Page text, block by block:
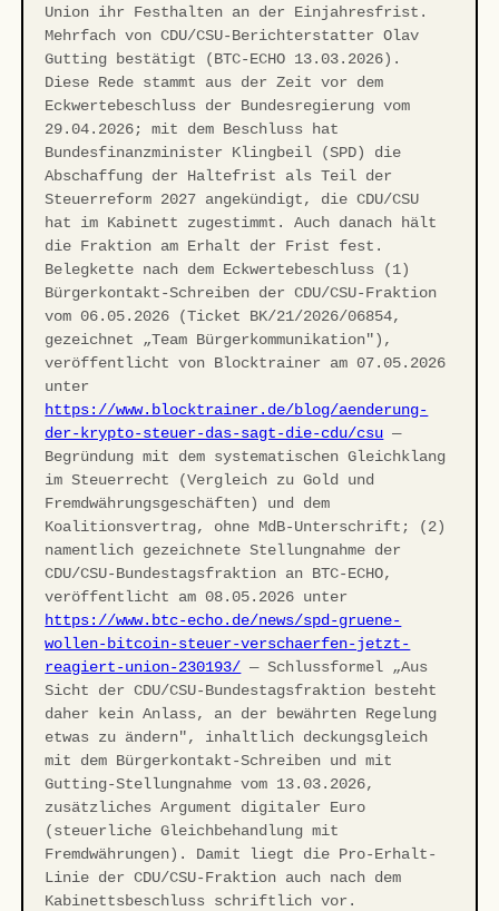
Union ihr Festhalten an der Einjahresfrist.
Mehrfach von CDU/CSU-Berichterstatter Olav
Gutting bestätigt (BTC-ECHO 13.03.2026).
Diese Rede stammt aus der Zeit vor dem
Eckwertebeschluss der Bundesregierung vom
29.04.2026; mit dem Beschluss hat
Bundesfinanzminister Klingbeil (SPD) die
Abschaffung der Haltefrist als Teil der
Steuerreform 2027 angekündigt, die CDU/CSU
hat im Kabinett zugestimmt. Auch danach hält
die Fraktion am Erhalt der Frist fest.
Belegkette nach dem Eckwertebeschluss (1)
Bürgerkontakt-Schreiben der CDU/CSU-Fraktion
vom 06.05.2026 (Ticket BK/21/2026/06854,
gezeichnet „Team Bürgerkommunikation"),
veröffentlicht von Blocktrainer am 07.05.2026
unter
https://www.blocktrainer.de/blog/aenderung-
der-krypto-steuer-das-sagt-die-cdu/csu —
Begründung mit dem systematischen Gleichklang
im Steuerrecht (Vergleich zu Gold und
Fremdwährungsgeschäften) und dem
Koalitionsvertrag, ohne MdB-Unterschrift; (2)
namentlich gezeichnete Stellungnahme der
CDU/CSU-Bundestagsfraktion an BTC-ECHO,
veröffentlicht am 08.05.2026 unter
https://www.btc-echo.de/news/spd-gruene-
wollen-bitcoin-steuer-verschaerfen-jetzt-
reagiert-union-230193/ — Schlussformel „Aus
Sicht der CDU/CSU-Bundestagsfraktion besteht
daher kein Anlass, an der bewährten Regelung
etwas zu ändern", inhaltlich deckungsgleich
mit dem Bürgerkontakt-Schreiben und mit
Gutting-Stellungnahme vom 13.03.2026,
zusätzliches Argument digitaler Euro
(steuerliche Gleichbehandlung mit
Fremdwährungen). Damit liegt die Pro-Erhalt-
Linie der CDU/CSU-Fraktion auch nach dem
Kabinettsbeschluss schriftlich vor.